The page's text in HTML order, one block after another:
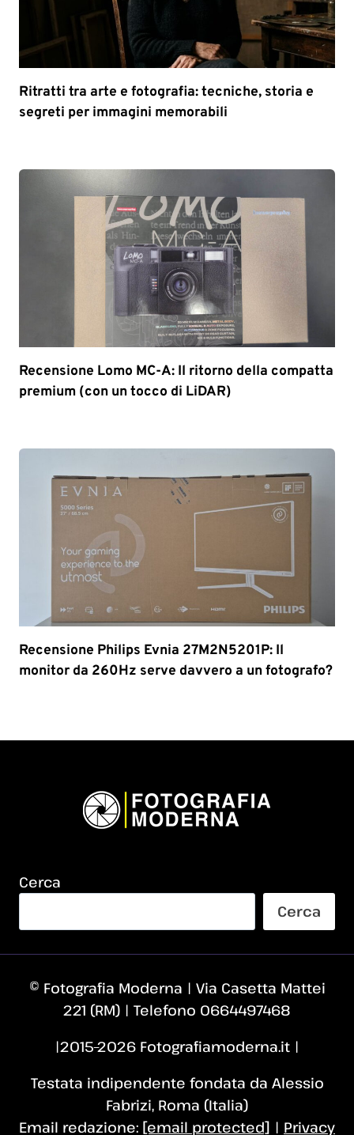
Ritratti tra arte e fotografia: tecniche, storia e
segreti per immagini memorabili
Recensione Lomo MC-A: Il ritorno della compatta
premium (con un tocco di LiDAR)
Recensione Philips Evnia 27M2N5201P: Il
monitor da 260Hz serve davvero a un fotografo?
Cerca
Cerca
© Fotografia Moderna | Via Casetta Mattei
221 (RM) | Telefono 0664497468
|2015–2026 Fotografiamoderna.it |
Testata indipendente fondata da Alessio
Fabrizi, Roma (Italia)
Email redazione: [email protected] | Privacy